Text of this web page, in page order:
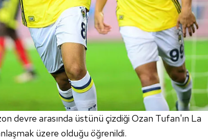
devre arasında üstünü çizdiği Ozan Tufan'ın La
üzere olduğu öğrenildi.